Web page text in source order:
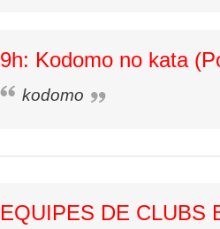
9h: Kodomo no kata
kodomo
EQUIPES DE CLUBS